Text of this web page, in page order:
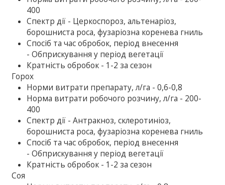
400
Спектр дії - Церкоспороз, альтенаріоз,
борошниста роса, фузаріозна коренева гниль
Спосіб та час обробок, період внесення
- Обприскування у період вегетації
Кратність обробок - 1-2 за сезон
Горох
Норми витрати препарату, л/га - 0,6-0,8
Норма витрати робочого розчину, л/га - 200-
400
Спектр дії - Антракноз, склеротиніоз,
борошниста роса, фузаріозна коренева гниль
Спосіб та час обробок, період внесення
- Обприскування у період вегетації
Кратність обробок - 1-2 за сезон
Соя